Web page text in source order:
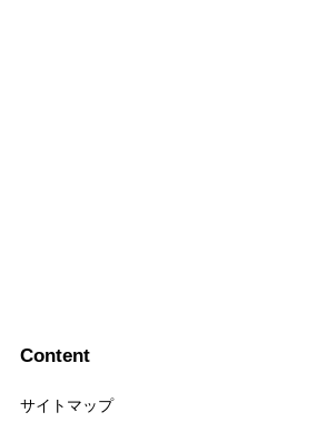
Content
サイトマップ